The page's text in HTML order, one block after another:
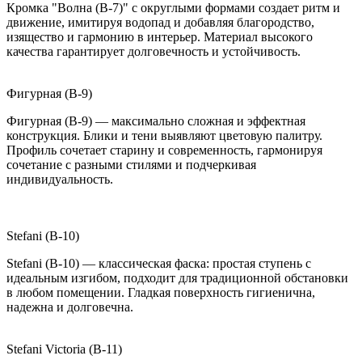
Кромка "Волна (B-7)" с округлыми формами создает ритм и
движение, имитируя водопад и добавляя благородство,
изящество и гармонию в интерьер. Материал высокого
качества гарантирует долговечность и устойчивость.
Фигурная (B-9)
Фигурная (B-9) — максимально сложная и эффектная
конструкция. Блики и тени выявляют цветовую палитру.
Профиль сочетает старину и современность, гармонируя
сочетание с разными стилями и подчеркивая
индивидуальность.
Stefani (B-10)
Stefani (B-10) — классическая фаска: простая ступень с
идеальным изгибом, подходит для традиционной обстановки
в любом помещении. Гладкая поверхность гигиенична,
надежна и долговечна.
Stefani Victoria (B-11)